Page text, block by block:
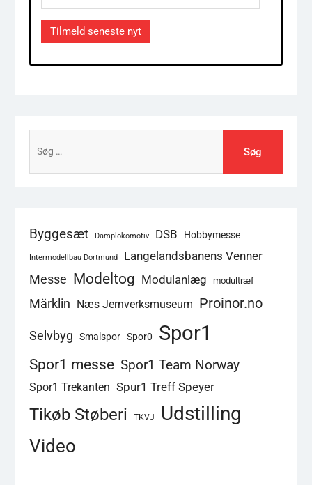
Address
Tilmeld seneste nyt
efter:
Byggesæt Damplokomotiv DSB Hobbymesse
Intermodellbau Dortmund
Langelandsbanens Venner
Messe Modeltog Modulanlæg modultræf
Märklin Næs Jernverksmuseum Proinor.no
Selvbyg Smalspor Spor0 Spor1
Spor1 messe Spor1 Team Norway
Spor1 Trekanten Spur1 Treff Speyer
Tikøb Støberi TKVJ Udstilling
Video